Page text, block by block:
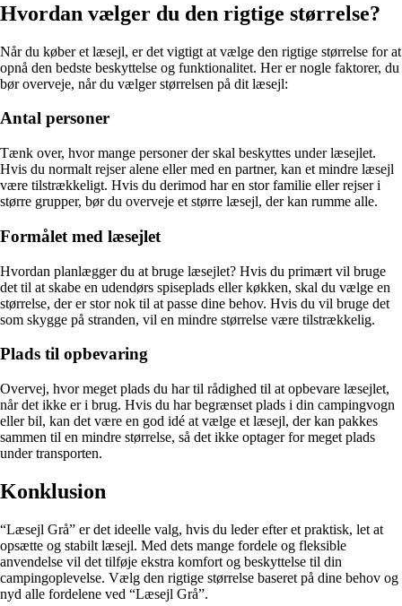
Hvordan vælger du den rigtige størrelse?
Når du køber et læsejl, er det vigtigt at vælge den rigtige størrelse for at
opnå den bedste beskyttelse og funktionalitet. Her er nogle faktorer, du
bør overveje, når du vælger størrelsen på dit læsejl:
Antal personer
Tænk over, hvor mange personer der skal beskyttes under læsejlet.
Hvis du normalt rejser alene eller med en partner, kan et mindre læsejl
være tilstrækkeligt. Hvis du derimod har en stor familie eller rejser i
større grupper, bør du overveje et større læsejl, der kan rumme alle.
Formålet med læsejlet
Hvordan planlægger du at bruge læsejlet? Hvis du primært vil bruge
det til at skabe en udendørs spiseplads eller køkken, skal du vælge en
størrelse, der er stor nok til at passe dine behov. Hvis du vil bruge det
som skygge på stranden, vil en mindre størrelse være tilstrækkelig.
Plads til opbevaring
Overvej, hvor meget plads du har til rådighed til at opbevare læsejlet,
når det ikke er i brug. Hvis du har begrænset plads i din campingvogn
eller bil, kan det være en god idé at vælge et læsejl, der kan pakkes
sammen til en mindre størrelse, så det ikke optager for meget plads
under transporten.
Konklusion
“Læsejl Grå” er det ideelle valg, hvis du leder efter et praktisk, let at
opsætte og stabilt læsejl. Med dets mange fordele og fleksible
anvendelse vil det tilføje ekstra komfort og beskyttelse til din
campingoplevelse. Vælg den rigtige størrelse baseret på dine behov og
nyd alle fordelene ved “Læsejl Grå”.